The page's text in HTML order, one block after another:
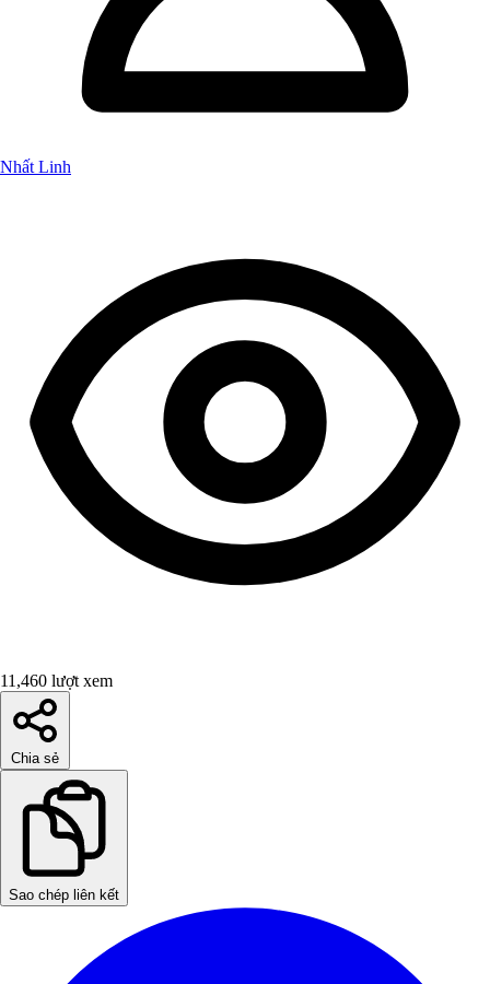
Nhất Linh
11,460 lượt xem
Chia sẻ
Sao chép liên kết